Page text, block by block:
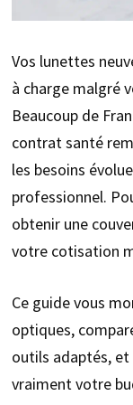
Vos lunettes
à charge malgré
Beaucoup de
contrat santé
les besoins
professionnel.
obtenir une
votre cotisation
Ce guide vous
optiques,
outils adaptés,
vraiment votre